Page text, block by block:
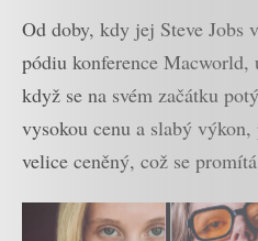
Od doby, kdy jej Steve Jobs
pódiu konference
když se na svém začátku
vysokou cenu a slabý výkon,
velice ceněný, což se